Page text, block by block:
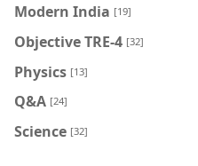
Modern India [19]
Objective TRE-4 [32]
Physics [13]
Q&A [24]
Science [32]